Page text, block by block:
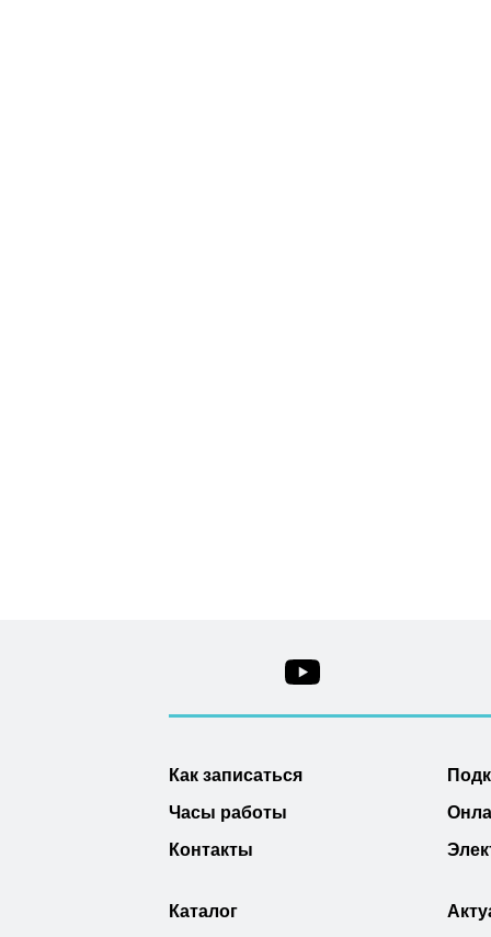
Как записаться
Часы работы
Контакты
Каталог